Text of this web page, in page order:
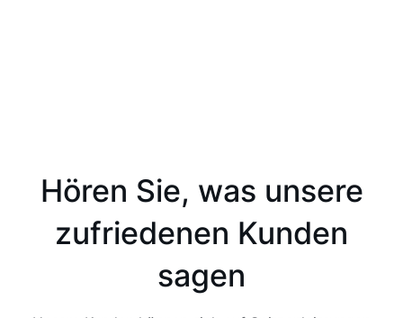
Hören Sie, was unsere
zufriedenen Kunden
sagen